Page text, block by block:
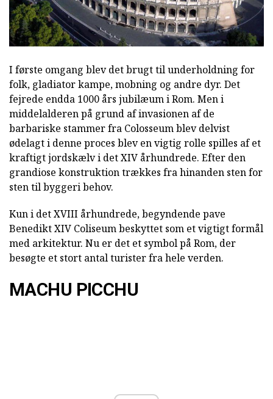
I første omgang blev det brugt til underholdning for
folk, gladiator kampe, mobning og andre dyr. Det
fejrede endda 1000 års jubilæum i Rom. Men i
middelalderen på grund af invasionen af de
barbariske stammer fra Colosseum blev delvist
ødelagt i denne proces blev en vigtig rolle spilles af et
kraftigt jordskælv i det XIV århundrede. Efter den
grandiose konstruktion trækkes fra hinanden sten for
sten til byggeri behov.
Kun i det XVIII århundrede, begyndende pave
Benedikt XIV Coliseum beskyttet som et vigtigt formål
med arkitektur. Nu er det et symbol på Rom, der
besøgte et stort antal turister fra hele verden.
MACHU PICCHU